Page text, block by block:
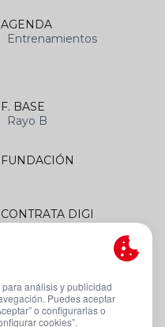
AGENDA
Entrenamientos
F. BASE
Rayo B
FUNDACIÓN
CONTRATA DIGI